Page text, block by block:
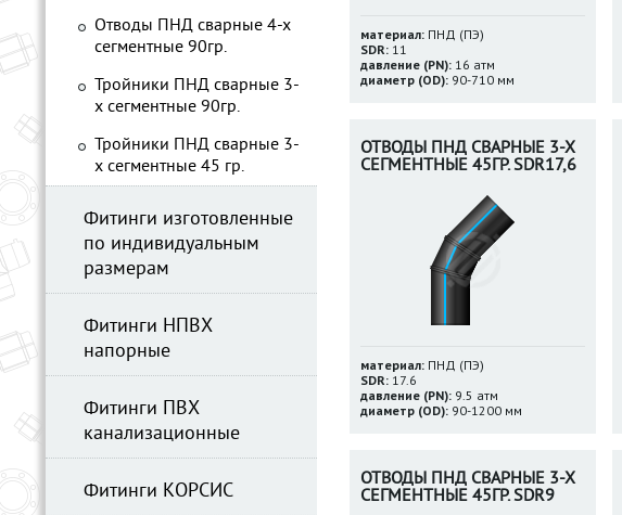
материал: ПНД (ПЭ)
SDR: 11
давление (PN): 16 атм
диаметр (OD): 90-710 мм
ОТВОДЫ ПНД СВАРНЫЕ 3-Х
СЕГМЕНТНЫЕ 45ГР. SDR17,6
материал: ПНД (ПЭ)
SDR: 17.6
давление (PN): 9.5 атм
диаметр (OD): 90-1200 мм
ОТВОДЫ ПНД СВАРНЫЕ 3-Х
СЕГМЕНТНЫЕ 45ГР. SDR9
Отводы ПНД сварные 4-х
сегментные 90гр.
Тройники ПНД сварные 3-
х сегментные 90гр.
Тройники ПНД сварные 3-
х сегментные 45 гр.
Фитинги изготовленные
по индивидуальным
размерам
Фитинги НПВХ
напорные
Фитинги ПВХ
канализационные
Фитинги КОРСИС